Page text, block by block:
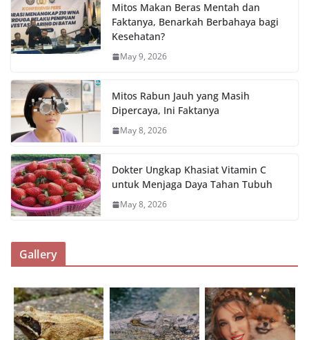
Mitos Makan Beras Mentah dan
Faktanya, Benarkah Berbahaya bagi
Kesehatan?
May 9, 2026
Mitos Rabun Jauh yang Masih
Dipercaya, Ini Faktanya
May 8, 2026
Dokter Ungkap Khasiat Vitamin C
untuk Menjaga Daya Tahan Tubuh
May 8, 2026
Gallery